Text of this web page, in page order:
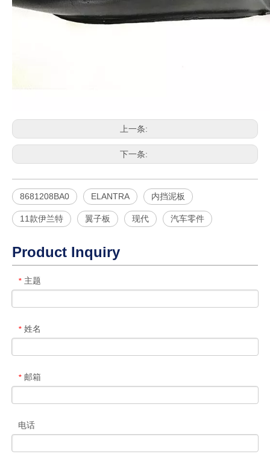
上一条:
下一条:
8681208BA0 ELANTRA 内挡泥板
11款伊兰特 翼子板 现代 汽车零件
Product Inquiry
* 主题
* 姓名
* 邮箱
电话